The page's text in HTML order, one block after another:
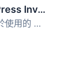
Sliced Invoices – WordPress Invoice Plugin
一款靈活、有良好支援、易於使用的 WordPress 發票外掛程式，...